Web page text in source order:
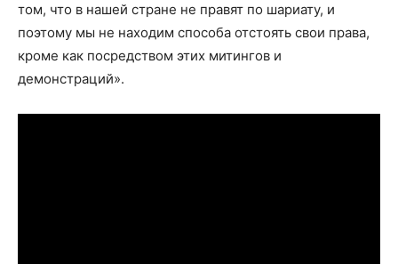
том, что в нашей стране не правят по шариату, и
поэтому мы не находим способа отстоять свои права,
кроме как посредством этих митингов и
демонстраций».